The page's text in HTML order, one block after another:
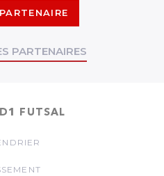
PARTENAIRES
FUTSAL